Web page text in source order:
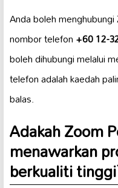
Anda boleh
nombor telefon+60 12-
boleh dihubungi melalui
telefon adalah kaedah
balas.
Adakah Zoom
menawarkan
berkualiti